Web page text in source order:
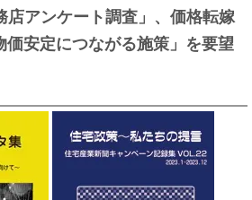
アンケート調査」、価格転嫁
価安定につながる施策」を要望